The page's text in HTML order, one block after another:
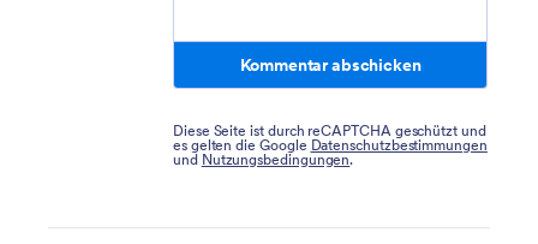
Kommentar abschicken
Diese Seite ist durch reCAPTCHA geschützt und
es gelten die Google Datenschutzbestimmungen
und Nutzungsbedingungen.